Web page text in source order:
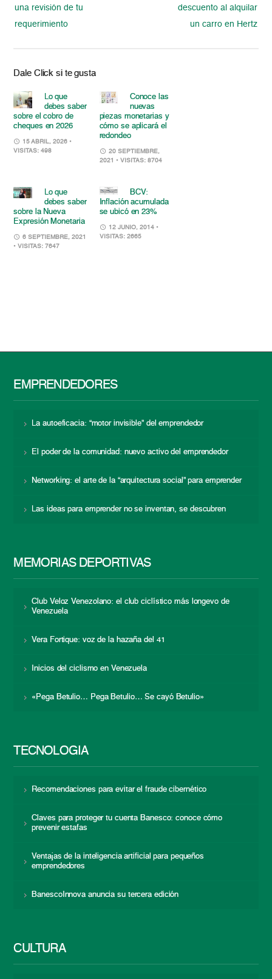
una revisión de tu
requerimiento
descuento al alquilar
un carro en Hertz
Dale Click si te gusta
Lo que
debes saber
sobre el cobro de
cheques en 2026
15 ABRIL, 2026 •
VISITAS: 498
Conoce las
nuevas
piezas monetarias y
cómo se aplicará el
redondeo
20 SEPTIEMBRE,
2021
• VISITAS: 8704
Lo que
debes saber
sobre la Nueva
Expresión Monetaria
6 SEPTIEMBRE, 2021
• VISITAS: 7647
BCV:
Inflación acumulada
se ubicó en 23%
12 JUNIO, 2014 •
VISITAS: 2665
EMPRENDEDORES
La autoeficacia: “motor invisible” del emprendedor
El poder de la comunidad: nuevo activo del emprendedor
Networking: el arte de la “arquitectura social” para emprender
Las ideas para emprender no se inventan, se descubren
MEMORIAS DEPORTIVAS
Club Veloz Venezolano: el club ciclístico más longevo de
Venezuela
Vera Fortique: voz de la hazaña del 41
Inicios del ciclismo en Venezuela
«Pega Betulio… Pega Betulio… Se cayó Betulio»
TECNOLOGÍA
Recomendaciones para evitar el fraude cibernético
Claves para proteger tu cuenta Banesco: conoce cómo
prevenir estafas
Ventajas de la inteligencia artificial para pequeños
emprendedores
BanescoInnova anuncia su tercera edición
CULTURA